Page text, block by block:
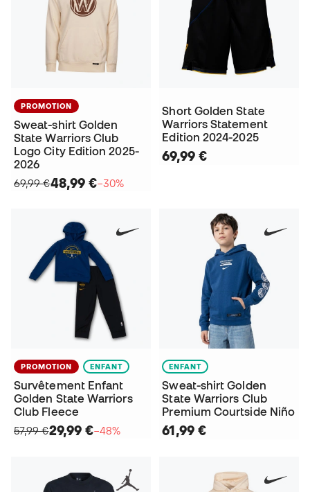
PROMOTION
Sweat-shirt Golden
State Warriors Club
Logo City Edition 2025-
2026
69,99 €48,99 €−30%
Short Golden State
Warriors Statement
Edition 2024-2025
69,99 €
PROMOTION ENFANT
Survêtement Enfant
Golden State Warriors
Club Fleece
57,99 €29,99 €−48%
ENFANT
Sweat-shirt Golden
State Warriors Club
Premium Courtside Niño
61,99 €